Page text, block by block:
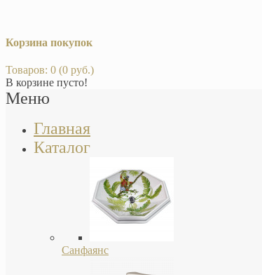
Корзина покупок
Товаров: 0 (0 руб.)
В корзине пусто!
Меню
Главная
Каталог
Санфаянс